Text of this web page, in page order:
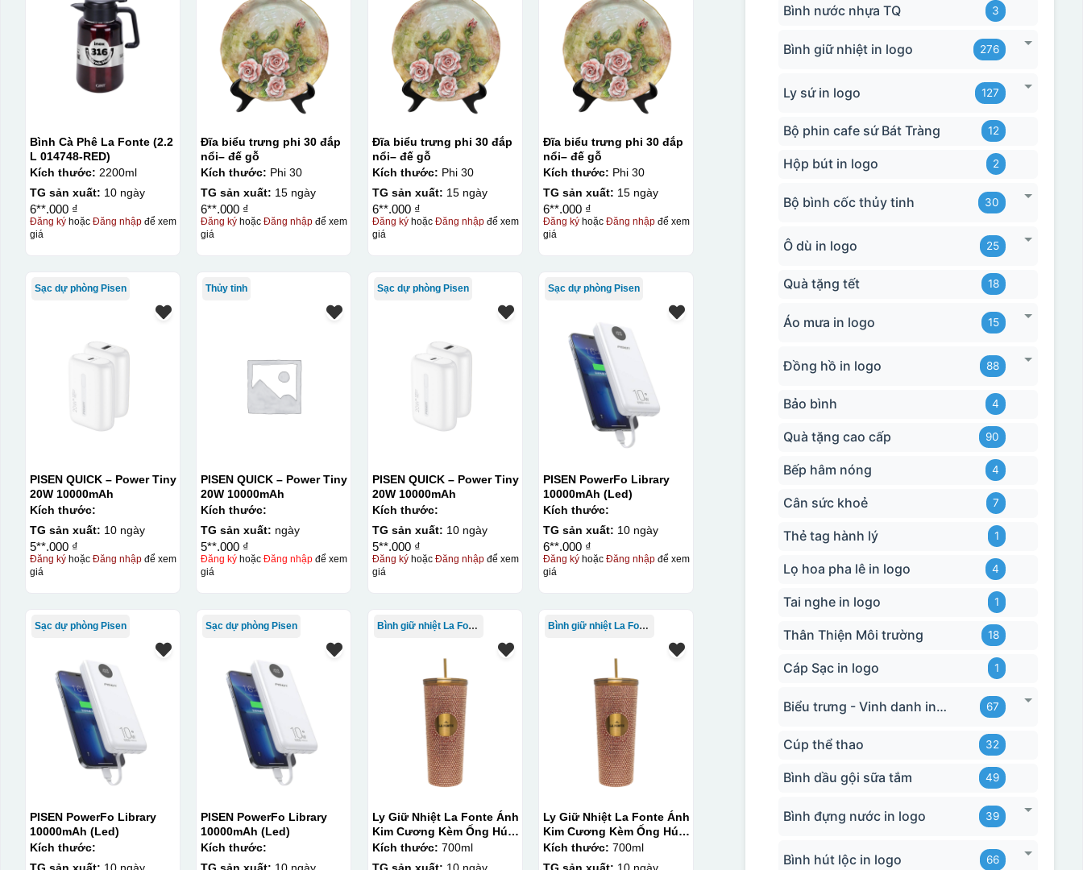
Bình Cà Phê La Fonte (2.2
L 014748-RED)
Kích thước: 2200ml
TG sản xuất: 10 ngày
6**.000 ₫
Đăng kýhoặc Đăng nhậpđể xem
giá
Đĩa biểu trưng phi 30 đắp
nổi– đế gỗ
Kích thước: Phi 30
TG sản xuất: 15 ngày
6**.000 ₫
Đăng ký hoặcĐăng nhập để xem
giá
Đĩa biểu trưng phi 30 đắp
nổi– đế gỗ
Kích thước: Phi 30
TG sản xuất: 15 ngày
6**.000 ₫
Đăng kýhoặc Đăng nhậpđể xem
giá
Đĩa biểu trưng phi 30 đắp
nổi– đế gỗ
Kích thước: Phi 30
TG sản xuất: 15 ngày
6**.000 ₫
Đăng ký hoặcĐăng nhập để xem
giá
Sạc dự phòng Pisen
PISEN QUICK – Power Tiny
20W 10000mAh
Kích thước:
TG sản xuất: 10 ngày
5**.000 ₫
Đăng kýhoặc Đăng nhậpđể xem
giá
Thủy tinh
PISEN QUICK – Power Tiny
20W 10000mAh
Kích thước:
TG sản xuất: ngày
5**.000 ₫
Đăng ký hoặcĐăng nhập để xem
giá
Sạc dự phòng Pisen
PISEN QUICK – Power Tiny
20W 10000mAh
Kích thước:
TG sản xuất: 10 ngày
5**.000 ₫
Đăng kýhoặc Đăng nhậpđể xem
giá
Sạc dự phòng Pisen
PISEN PowerFo Library
10000mAh (Led)
Kích thước:
TG sản xuất: 10 ngày
6**.000 ₫
Đăng ký hoặcĐăng nhập để xem
giá
Sạc dự phòng Pisen
PISEN PowerFo Library
10000mAh (Led)
Kích thước:
TG sản xuất: 10 ngày
Sạc dự phòng Pisen
PISEN PowerFo Library
10000mAh (Led)
Kích thước:
TG sản xuất: 10 ngày
Bình giữ nhiệt La Fonte
Ly Giữ Nhiệt La Fonte Ánh
Kim Cương Kèm Ống Hút-
700 ml-014687-GOL
Kích thước: 700ml
TG sản xuất: 10 ngày
Bình giữ nhiệt La Fonte
Ly Giữ Nhiệt La Fonte Ánh
Kim Cương Kèm Ống Hút-
700 ml-014687-GOL
Kích thước: 700ml
TG sản xuất: 10 ngày
Bình nước nhựa TQ 3
Bình giữ nhiệt in logo 276
Ly sứ in logo 127
Bộ phin cafe sứ Bát Tràng 12
Hộp bút in logo 2
Bộ bình cốc thủy tinh 30
Ô dù in logo 25
Quà tặng tết 18
Áo mưa in logo 15
Đồng hồ in logo 88
Bảo bình 4
Quà tặng cao cấp 90
Bếp hâm nóng 4
Cân sức khoẻ 7
Thẻ tag hành lý 1
Lọ hoa pha lê in logo 4
Tai nghe in logo 1
Thân Thiện Môi trường 18
Cáp Sạc in logo 1
Biểu trưng - Vinh danh in logo 67
Cúp thể thao 32
Bình dầu gội sữa tắm 49
Bình đựng nước in logo 39
Bình hút lộc in logo 66